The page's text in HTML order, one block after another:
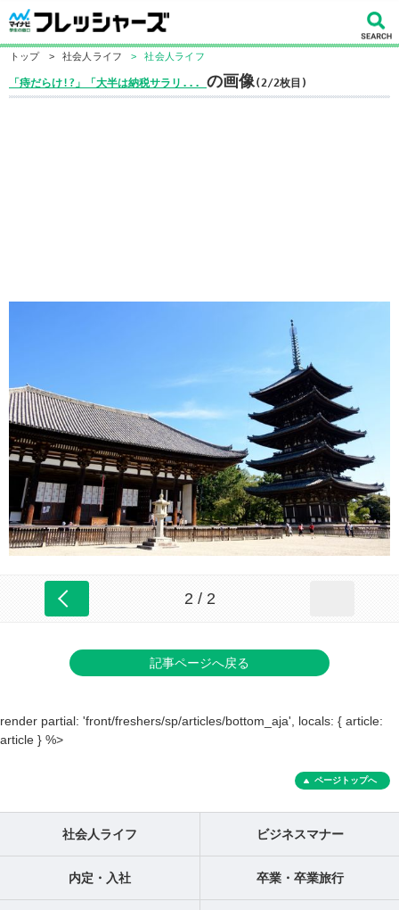
トップ > 社会人ライフ > 社会人ライフ
「痔だらけ!?」「大半は納税サラリ... の画像(2/2枚目)
2 / 2
記事ページへ戻る
render partial: 'front/freshers/sp/articles/bottom_aja', locals: { article:
article } %>
ページトップへ
社会人ライフ ビジネスマナー
内定・入社 卒業・卒業旅行